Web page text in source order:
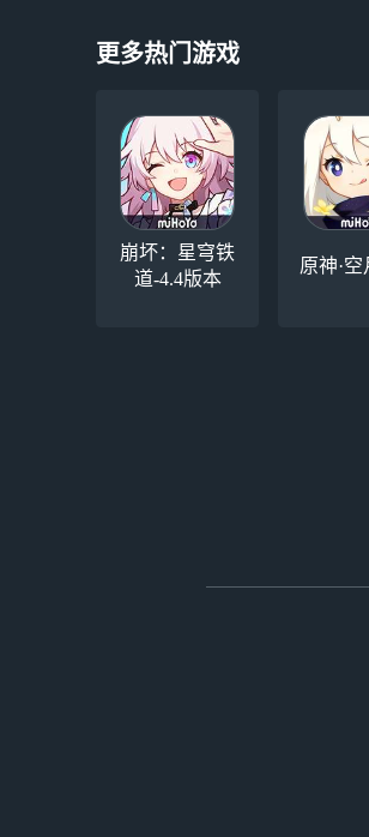
更多热门游戏
崩坏：星穹铁
道-4.4版本
原神·